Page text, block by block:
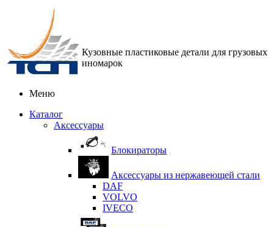
Кузовные пластиковые детали для грузовых
иномарок
Меню
Каталог
Аксессуары
Блокираторы
Аксессуары из нержавеющей стали
DAF
VOLVO
IVECO